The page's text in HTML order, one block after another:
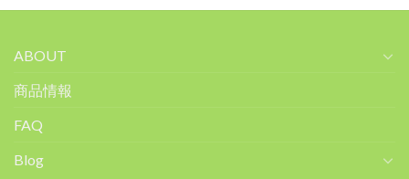
ABOUT
商品情報
FAQ
Blog